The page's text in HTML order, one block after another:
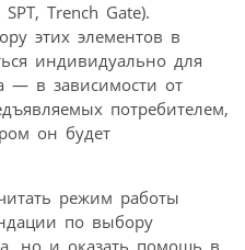
Trench Gate).
этих элементов в
индивидуально для
— в зависимости от
потребителем,
он будет
режим работы
по выбору
но и оказать помощь в